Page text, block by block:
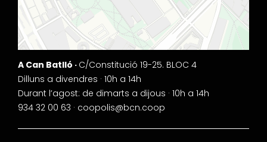
A Can Batlló · C/Constitució 19-25. BLOC 4
Dilluns a divendres · 10h a 14h
Durant l’agost: de dimarts a dijous · 10h a 14h
934 32 00 63 · coopolis@bcn.coop